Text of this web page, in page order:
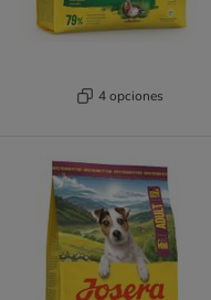
4 opciones